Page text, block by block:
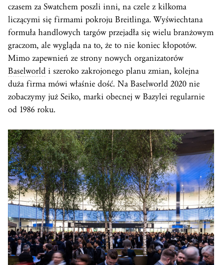
czasem za Swatchem poszli inni, na czele z kilkoma
liczącymi się firmami pokroju Breitlinga. Wyświechtana
formuła handlowych targów przejadła się wielu branżowym
graczom, ale wygląda na to, że to nie koniec kłopotów.
Mimo zapewnień ze strony nowych organizatorów
Baselworld i szeroko zakrojonego planu zmian, kolejna
duża firma mówi właśnie dość. Na Baselworld 2020 nie
zobaczymy już Seiko, marki obecnej w Bazylei regularnie
od 1986 roku.